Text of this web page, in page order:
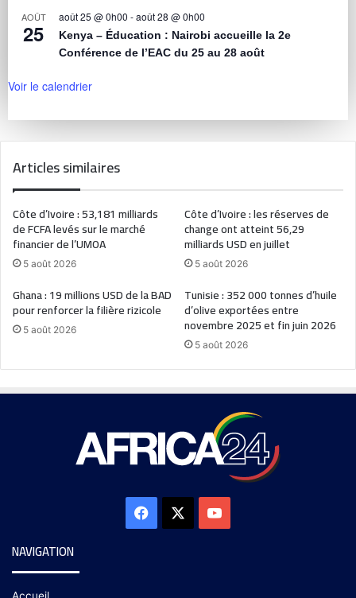
AOÛT
25
août 25 @ 0h00 -août 28 @ 0h00
Kenya – Éducation : Nairobi accueille la 2e
Conférence de l’EAC du 25 au 28 août
Voir le calendrier
Articles similaires
Côte d’Ivoire : 53,181 milliards
de FCFA levés sur le marché
financier de l’UMOA
5 août 2026
Côte d’Ivoire : les réserves de
change ont atteint 56,29
milliards USD en juillet
5 août 2026
Ghana : 19 millions USD de la BAD
pour renforcer la filière rizicole
5 août 2026
Tunisie : 352 000 tonnes d’huile
d’olive exportées entre
novembre 2025 et fin juin 2026
5 août 2026
NAVIGATION